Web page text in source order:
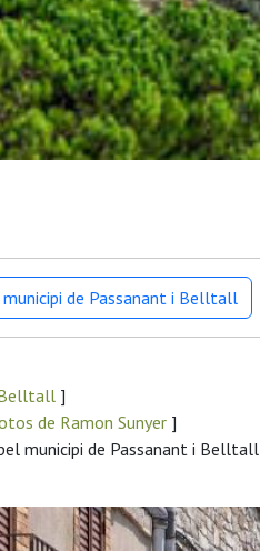
de Passanant i Belltall
]
de Ramon Sunyer ]
municipi de Passanant i Belltall